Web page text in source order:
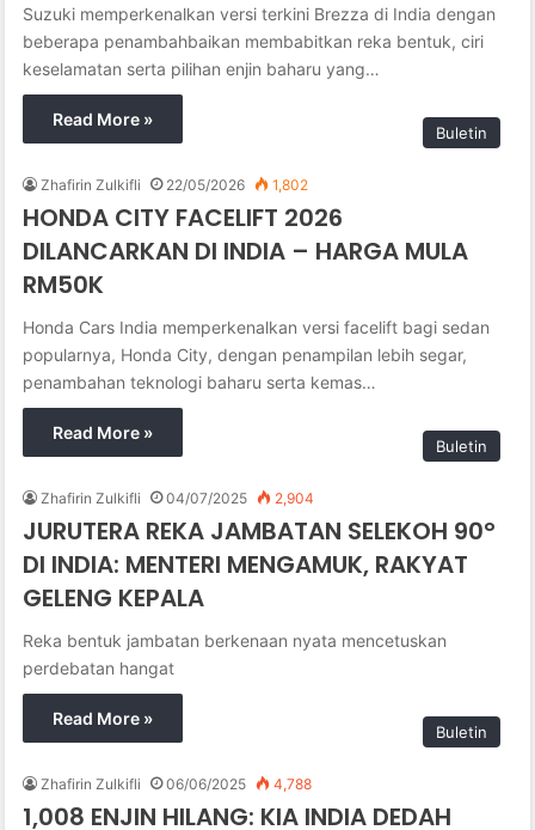
Suzuki memperkenalkan versi terkini Brezza di India dengan
beberapa penambahbaikan membabitkan reka bentuk, ciri
keselamatan serta pilihan enjin baharu yang…
Read More »
Buletin
Zhafirin Zulkifli 22/05/2026 1,802
HONDA CITY FACELIFT 2026
DILANCARKAN DI INDIA – HARGA MULA
RM50K
Honda Cars India memperkenalkan versi facelift bagi sedan
popularnya, Honda City, dengan penampilan lebih segar,
penambahan teknologi baharu serta kemas…
Read More »
Buletin
Zhafirin Zulkifli 04/07/2025 2,904
JURUTERA REKA JAMBATAN SELEKOH 90°
DI INDIA: MENTERI MENGAMUK, RAKYAT
GELENG KEPALA
Reka bentuk jambatan berkenaan nyata mencetuskan
perdebatan hangat
Read More »
Buletin
Zhafirin Zulkifli 06/06/2025 4,788
1,008 ENJIN HILANG: KIA INDIA DEDAH